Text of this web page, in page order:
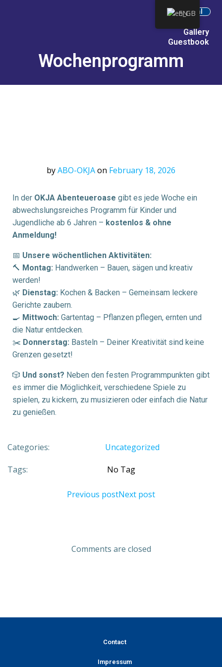
Internal
Gallery
Guestbook
Wochenprogramm
byABO-OKJAon February 18, 2026
In der OKJA Abenteueroase gibt es jede Woche ein
abwechslungsreiches Programm für Kinder und
Jugendliche ab 6 Jahren – kostenlos & ohne
Anmeldung!
📅 Unsere wöchentlichen Aktivitäten:
🔨 Montag: Handwerken – Bauen, sägen und kreativ
werden!
🌿 Dienstag: Kochen & Backen – Gemeinsam leckere
Gerichte zaubern.
🍳 Mittwoch: Gartentag – Pflanzen pflegen, ernten und
die Natur entdecken.
✂️ Donnerstag: Basteln – Deiner Kreativität sind keine
Grenzen gesetzt!
🎲 Und sonst? Neben den festen Programmpunkten gibt
es immer die Möglichkeit, verschiedene Spiele zu
spielen, zu kickern, zu musizieren oder einfach die Natur
zu genießen.
Categories: Uncategorized
Tags: No Tag
Previous postNext post
Comments are closed
Contact
Impressum
EN